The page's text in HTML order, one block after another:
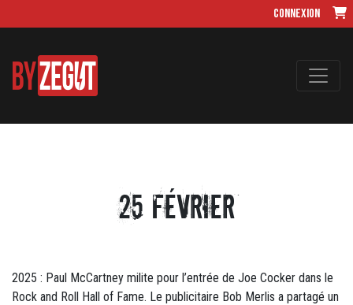
Connexion
25 Février
2025 : Paul McCartney milite pour l’entrée de Joe Cocker dans le
Rock and Roll Hall of Fame. Le publicitaire Bob Merlis a partagé un